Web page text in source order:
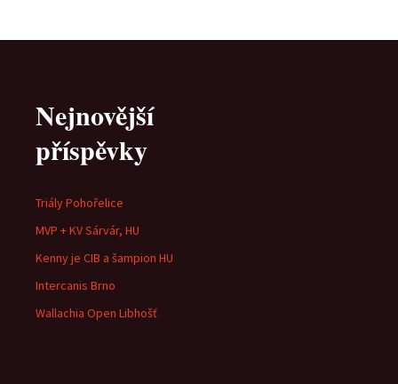
Nejnovější
příspěvky
Triály Pohořelice
MVP + KV Sárvár, HU
Kenny je CIB a šampion HU
Intercanis Brno
Wallachia Open Libhošť